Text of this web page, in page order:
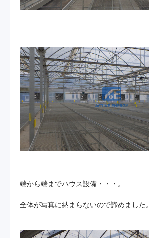
端から端までハウス設備・・・。
全体が写真に納まらないので諦めました。